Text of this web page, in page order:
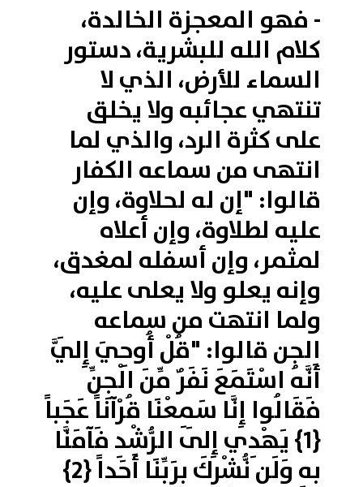
- فهو المعجزة الخالدة،
كلام الله للبشرية، دستور
السماء للأرض، الذي لا
تنتهي عجائبه ولا يخلق
على كثرة الرد، والذي لما
انتهى من سماعه الكفار
قالوا: "إن له لحلاوة، وإن
عليه لطلاوة، وإن أعلاه
لمثمر، وإن أسفله لمغدق،
وإنه يعلو ولا يعلى عليه،
ولما انتهت من سماعه
الجن قالوا: "قُلْ أُوحِيَ إِلَيَّ
أَنَّهُ اسْتَمَعَ نَفَرٌ مِّنَ الْجِنِّ
فَقَالُوا إِنَّا سَمِعْنَا قُرْآناً عَجَباً
{1} يَهْدِي إِلَى الرُّشْدِ فَآمَنَّا
بِهِ وَلَن نُّشْرِكَ بِرَبِّنَا أَحَداً {2}